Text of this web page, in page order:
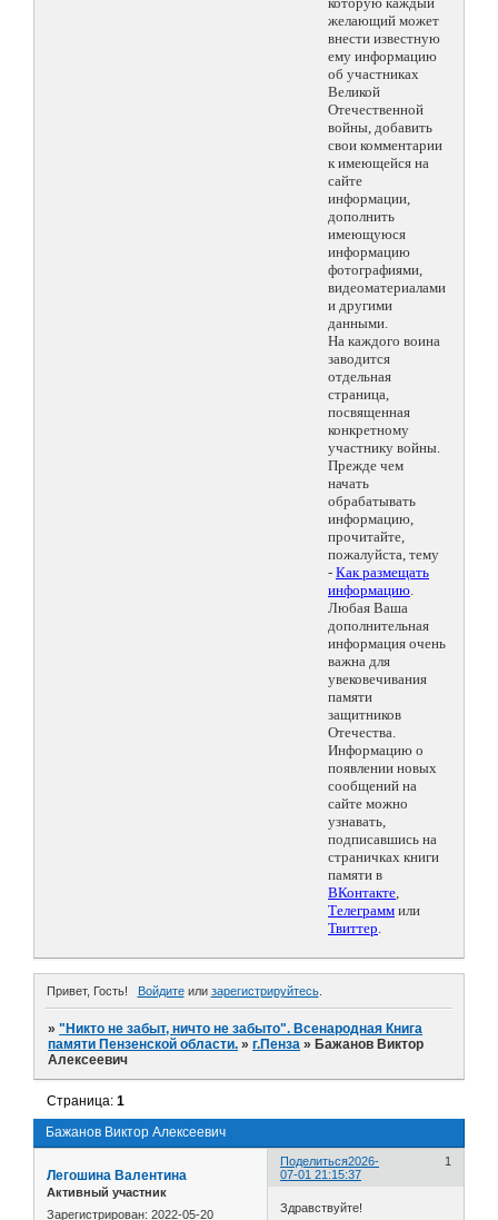
желающий может
внести известную
ему информацию
об участниках
Великой
Отечественной
войны, добавить
свои комментарии
к имеющейся на
сайте
информации,
дополнить
имеющуюся
информацию
фотографиями,
видеоматериалами
и другими
данными.
На каждого воина
заводится
отдельная
страница,
посвященная
конкретному
участнику войны.
Прежде чем
начать
обрабатывать
информацию,
прочитайте,
пожалуйста, тему
- Как размещать
информацию.
Любая Ваша
дополнительная
информация очень
важна для
увековечивания
памяти
защитников
Отечества.
Информацию о
появлении новых
сообщений на
сайте можно
узнавать,
подписавшись на
страничках книги
памяти в
ВКонтакте,
Телеграмм или
Твиттер.
Привет, Гость! Войдитеили зарегистрируйтесь.
»"Никто не забыт, ничто не забыто". Всенародная Книга
памяти Пензенской области. »г.Пенза » Бажанов Виктор
Алексеевич
Бажанов Виктор Алексеевич
Страница:1
Поделиться 1
2026-
07-01 21:15:37
Легошина Валентина
Активный участник
Зарегистрирован: 2022-05-20 Здравствуйте!